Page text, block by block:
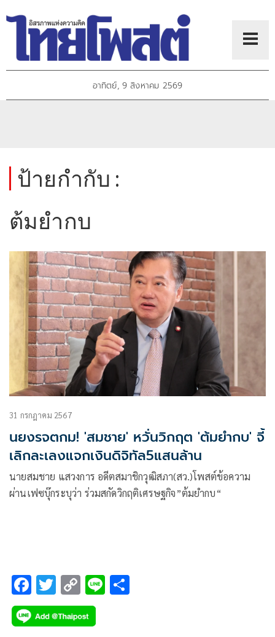
อาทิตย์, 9 สิงหาคม 2569
ป้ายกำกับ :
ต้มยำกบ
31 กรกฎาคม 2567
นยงรจตกม! 'สมชาย' หวั่นวิกฤต 'ต้มยำกบ' จี้
เลิกละเลงแจกเงินดิจิทัล5แสนล้าน
นายสมชาย แสวงการ อดีตสมาชิกวุฒิสภา(สว.)โพสต์ข้อความ
ผ่านเฟซบุ๊กระบุว่า ร่วมสกัดวิกฤติเศรษฐกิจ”ต้มยำกบ“
F
ac
e
T
wi
tt
C
o
p
Li